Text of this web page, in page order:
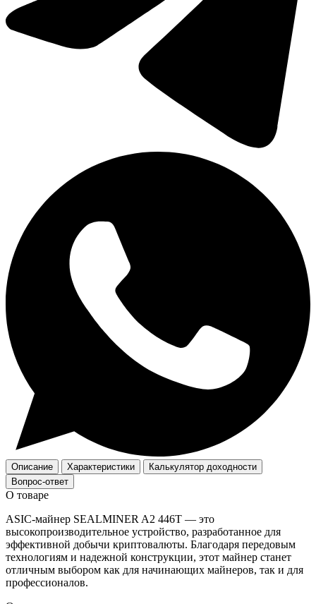
Описание Характеристики
Калькулятор доходности
Вопрос-ответ
О товаре
ASIC-майнер SEALMINER A2 446T — это
высокопроизводительное устройство, разработанное для
эффективной добычи криптовалюты. Благодаря передовым
технологиям и надежной конструкции, этот майнер станет
отличным выбором как для начинающих майнеров, так и для
профессионалов.